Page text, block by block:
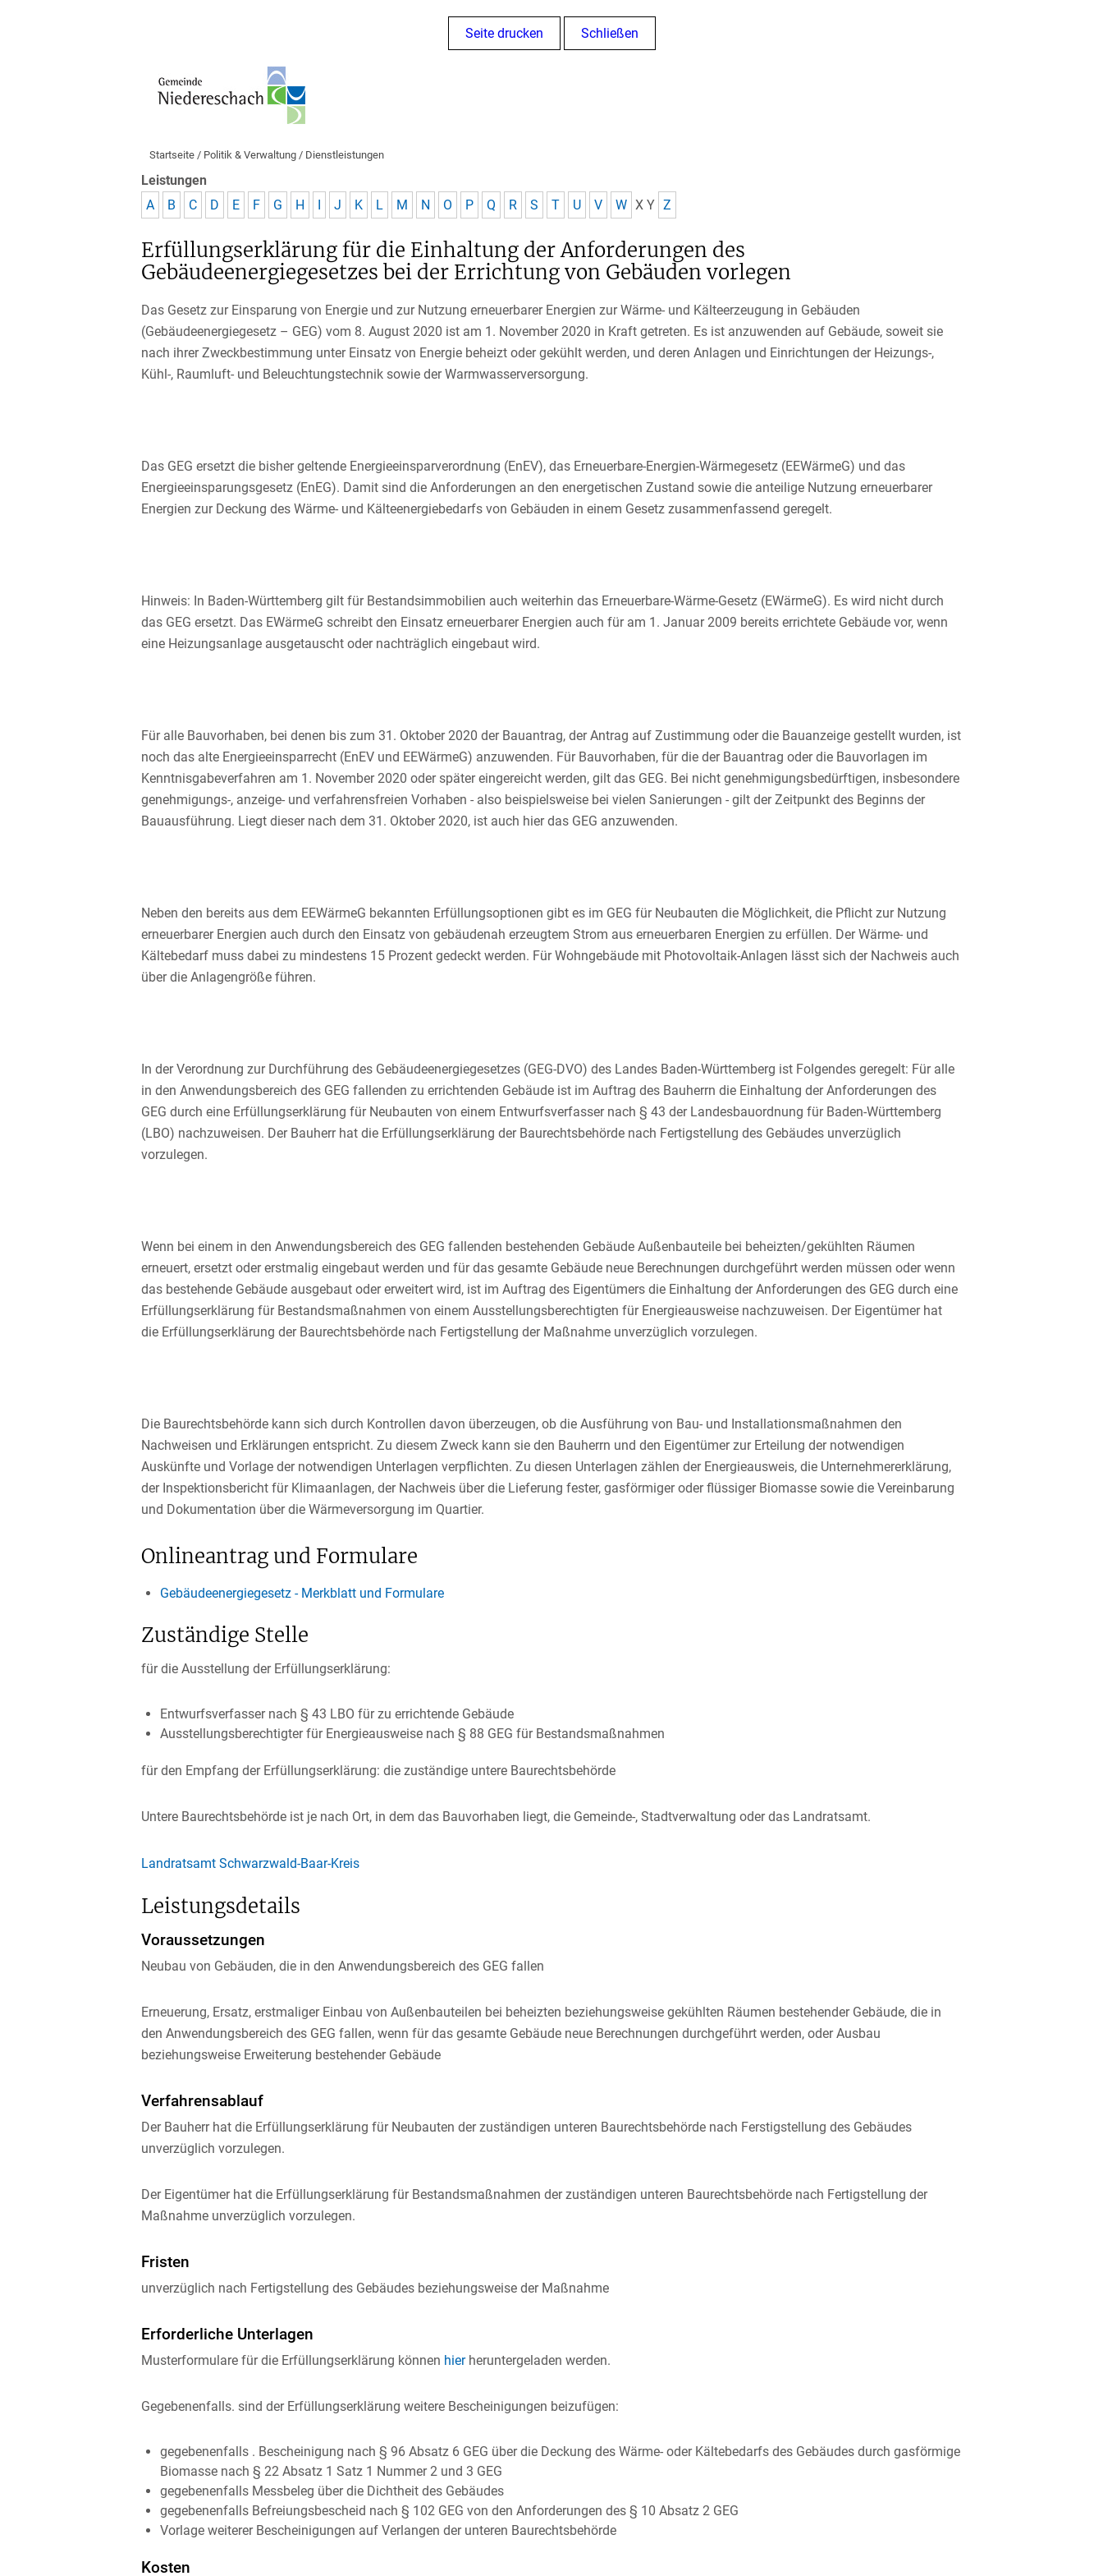
Seite drucken Schließen
Startseite / Politik & Verwaltung / Dienstleistungen
Leistungen
A
B C D E F G H I J K L M N O P Q R S T U V W X Y Z
Erfüllungserklärung für die Einhaltung der Anforderungen des
Gebäudeenergiegesetzes bei der Errichtung von Gebäuden vorlegen
Das Gesetz zur Einsparung von Energie und zur Nutzung erneuerbarer Energien zur Wärme- und Kälteerzeugung in Gebäuden
(Gebäudeenergiegesetz – GEG) vom 8. August 2020 ist am 1. November 2020 in Kraft getreten. Es ist anzuwenden auf Gebäude, soweit sie
nach ihrer Zweckbestimmung unter Einsatz von Energie beheizt oder gekühlt werden, und deren Anlagen und Einrichtungen der Heizungs-,
Kühl-, Raumluft- und Beleuchtungstechnik sowie der Warmwasserversorgung.
Das GEG ersetzt die bisher geltende Energieeinsparverordnung (EnEV), das Erneuerbare-Energien-Wärmegesetz (EEWärmeG) und das
Energieeinsparungsgesetz (EnEG). Damit sind die Anforderungen an den energetischen Zustand sowie die anteilige Nutzung erneuerbarer
Energien zur Deckung des Wärme- und Kälteenergiebedarfs von Gebäuden in einem Gesetz zusammenfassend geregelt.
Hinweis: In Baden-Württemberg gilt für Bestandsimmobilien auch weiterhin das Erneuerbare-Wärme-Gesetz (EWärmeG). Es wird nicht durch
das GEG ersetzt. Das EWärmeG schreibt den Einsatz erneuerbarer Energien auch für am 1. Januar 2009 bereits errichtete Gebäude vor, wenn
eine Heizungsanlage ausgetauscht oder nachträglich eingebaut wird.
Für alle Bauvorhaben, bei denen bis zum 31. Oktober 2020 der Bauantrag, der Antrag auf Zustimmung oder die Bauanzeige gestellt wurden, ist
noch das alte Energieeinsparrecht (EnEV und EEWärmeG) anzuwenden. Für Bauvorhaben, für die der Bauantrag oder die Bauvorlagen im
Kenntnisgabeverfahren am 1. November 2020 oder später eingereicht werden, gilt das GEG. Bei nicht genehmigungsbedürftigen, insbesondere
genehmigungs-, anzeige- und verfahrensfreien Vorhaben - also beispielsweise bei vielen Sanierungen - gilt der Zeitpunkt des Beginns der
Bauausführung. Liegt dieser nach dem 31. Oktober 2020, ist auch hier das GEG anzuwenden.
Neben den bereits aus dem EEWärmeG bekannten Erfüllungsoptionen gibt es im GEG für Neubauten die Möglichkeit, die Pflicht zur Nutzung
erneuerbarer Energien auch durch den Einsatz von gebäudenah erzeugtem Strom aus erneuerbaren Energien zu erfüllen. Der Wärme- und
Kältebedarf muss dabei zu mindestens 15 Prozent gedeckt werden. Für Wohngebäude mit Photovoltaik-Anlagen lässt sich der Nachweis auch
über die Anlagengröße führen.
In der Verordnung zur Durchführung des Gebäudeenergiegesetzes (GEG-DVO) des Landes Baden-Württemberg ist Folgendes geregelt: Für alle
in den Anwendungsbereich des GEG fallenden zu errichtenden Gebäude ist im Auftrag des Bauherrn die Einhaltung der Anforderungen des
GEG durch eine Erfüllungserklärung für Neubauten von einem Entwurfsverfasser nach § 43 der Landesbauordnung für Baden-Württemberg
(LBO) nachzuweisen. Der Bauherr hat die Erfüllungserklärung der Baurechtsbehörde nach Fertigstellung des Gebäudes unverzüglich
vorzulegen.
Wenn bei einem in den Anwendungsbereich des GEG fallenden bestehenden Gebäude Außenbauteile bei beheizten/gekühlten Räumen
erneuert, ersetzt oder erstmalig eingebaut werden und für das gesamte Gebäude neue Berechnungen durchgeführt werden müssen oder wenn
das bestehende Gebäude ausgebaut oder erweitert wird, ist im Auftrag des Eigentümers die Einhaltung der Anforderungen des GEG durch eine
Erfüllungserklärung für Bestandsmaßnahmen von einem Ausstellungsberechtigten für Energieausweise nachzuweisen. Der Eigentümer hat
die Erfüllungserklärung der Baurechtsbehörde nach Fertigstellung der Maßnahme unverzüglich vorzulegen.
Die Baurechtsbehörde kann sich durch Kontrollen davon überzeugen, ob die Ausführung von Bau- und Installationsmaßnahmen den
Nachweisen und Erklärungen entspricht. Zu diesem Zweck kann sie den Bauherrn und den Eigentümer zur Erteilung der notwendigen
Auskünfte und Vorlage der notwendigen Unterlagen verpflichten. Zu diesen Unterlagen zählen der Energieausweis, die Unternehmererklärung,
der Inspektionsbericht für Klimaanlagen, der Nachweis über die Lieferung fester, gasförmiger oder flüssiger Biomasse sowie die Vereinbarung
und Dokumentation über die Wärmeversorgung im Quartier.
Onlineantrag und Formulare
Gebäudeenergiegesetz - Merkblatt und Formulare
Zuständige Stelle
für die Ausstellung der Erfüllungserklärung:
Entwurfsverfasser nach § 43 LBO für zu errichtende Gebäude
Ausstellungsberechtigter für Energieausweise nach § 88 GEG für Bestandsmaßnahmen
für den Empfang der Erfüllungserklärung: die zuständige untere Baurechtsbehörde
Untere Baurechtsbehörde ist je nach Ort, in dem das Bauvorhaben liegt, die Gemeinde-, Stadtverwaltung oder das Landratsamt.
Landratsamt Schwarzwald-Baar-Kreis
Leistungsdetails
Voraussetzungen
Neubau von Gebäuden, die in den Anwendungsbereich des GEG fallen
Erneuerung, Ersatz, erstmaliger Einbau von Außenbauteilen bei beheizten beziehungsweise gekühlten Räumen bestehender Gebäude, die in
den Anwendungsbereich des GEG fallen, wenn für das gesamte Gebäude neue Berechnungen durchgeführt werden, oder Ausbau
beziehungsweise Erweiterung bestehender Gebäude
Verfahrensablauf
Der Bauherr hat die Erfüllungserklärung für Neubauten der zuständigen unteren Baurechtsbehörde nach Ferstigstellung des Gebäudes
unverzüglich vorzulegen.
Der Eigentümer hat die Erfüllungserklärung für Bestandsmaßnahmen der zuständigen unteren Baurechtsbehörde nach Fertigstellung der
Maßnahme unverzüglich vorzulegen.
Fristen
unverzüglich nach Fertigstellung des Gebäudes beziehungsweise der Maßnahme
Erforderliche Unterlagen
Musterformulare für die Erfüllungserklärung können hierheruntergeladen werden.
Gegebenenfalls. sind der Erfüllungserklärung weitere Bescheinigungen beizufügen:
gegebenenfalls . Bescheinigung nach § 96 Absatz 6 GEG über die Deckung des Wärme- oder Kältebedarfs des Gebäudes durch gasförmige
Biomasse nach § 22 Absatz 1 Satz 1 Nummer 2 und 3 GEG
gegebenenfalls Messbeleg über die Dichtheit des Gebäudes
gegebenenfalls Befreiungsbescheid nach § 102 GEG von den Anforderungen des § 10 Absatz 2 GEG
Vorlage weiterer Bescheinigungen auf Verlangen der unteren Baurechtsbehörde
Kosten